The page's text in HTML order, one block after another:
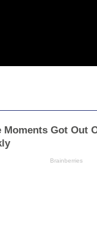
Moments Got Out
Brainberries